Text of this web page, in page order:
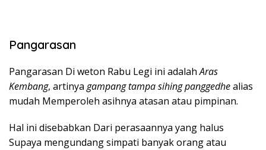
Pangarasan
Pangarasan Di weton Rabu Legi ini adalahAras
Kembang, artinya gampang tampa sihing panggedhealias
mudah Memperoleh asihnya atasan atau pimpinan.
Hal ini disebabkan Dari perasaannya yang halus
Supaya mengundang simpati banyak orang atau